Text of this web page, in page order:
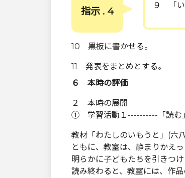
指示 . 4 ９ 「い
10 黒板に書かせる。
11 発表をまとめとする。
６ 本時の評価
２ 本時の展開
① 学習活動１----------「読む」
教材「わたしのいもうと」(六
ともに、教室は、静まりかえ
明らかに子どもたちを引きつ
読み終わると、教室には、作